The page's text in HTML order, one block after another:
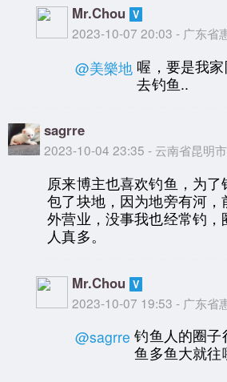
Mr.Chou
2023-10-07 20:03 - 广东省
@美樂地 喔，要是我
去钓鱼..
sagrre
2023-10-04 23:35 - 云南省昆明市
原来博主也喜欢钓鱼，为了
包了块地，因为地旁有河
外营业，没事我也经常钓
人真多。
Mr.Chou
2023-10-07 19:53 - 广东省
@sagrre 钓鱼人的圈子
鱼多鱼大就往